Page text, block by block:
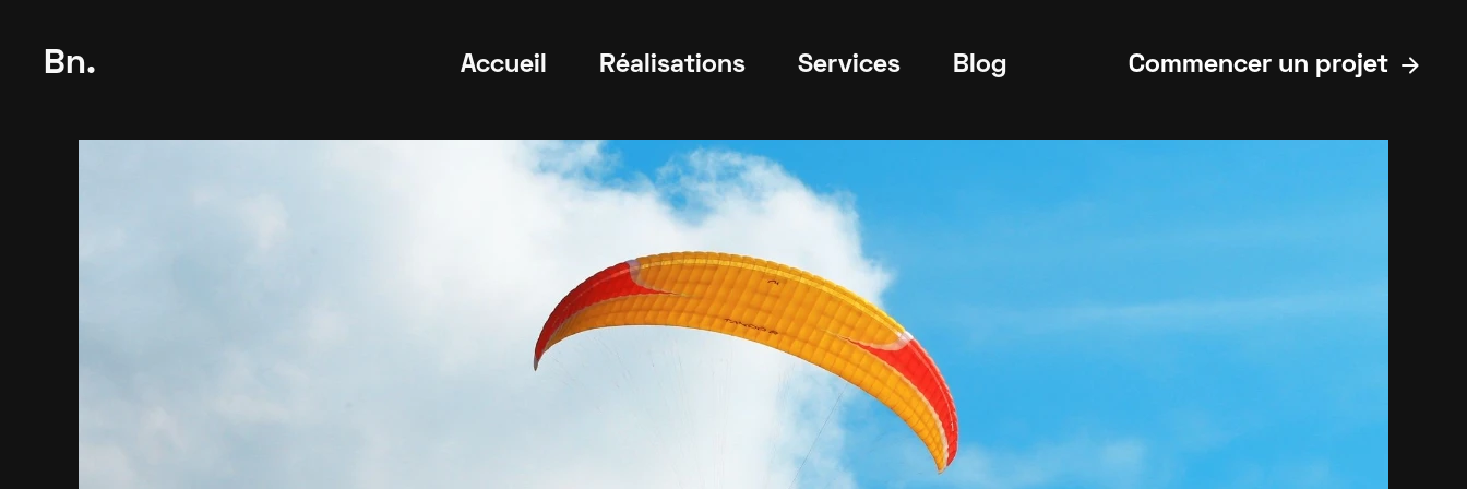
Bn. Accueil Réalisations Services Blog Commencer un projet arrow_forward